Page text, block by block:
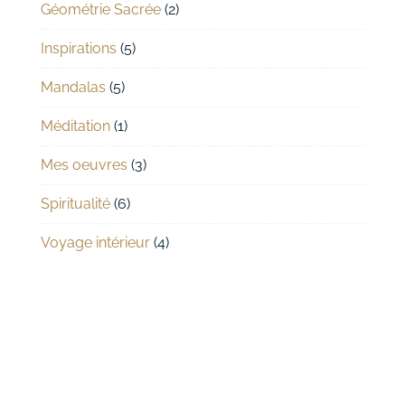
Géométrie Sacrée (2)
Inspirations (5)
Mandalas (5)
Méditation (1)
Mes oeuvres (3)
Spiritualité (6)
Voyage intérieur (4)